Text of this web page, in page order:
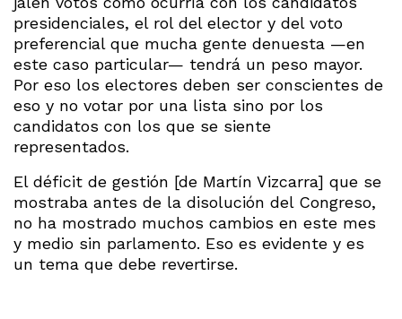
presidenciales, el rol del elector y del voto
preferencial que mucha gente denuesta —en
este caso particular— tendrá un peso mayor.
Por eso los electores deben ser conscientes de
eso y no votar por una lista sino por los
candidatos con los que se siente
representados.
El déficit de gestión [de Martín Vizcarra] que se
mostraba antes de la disolución del Congreso,
no ha mostrado muchos cambios en este mes
y medio sin parlamento. Eso es evidente y es
un tema que debe revertirse.